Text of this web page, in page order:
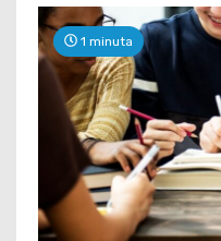
1 minuta